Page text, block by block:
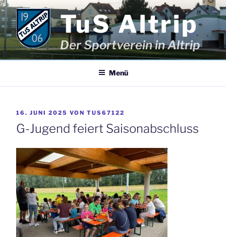
Zum
Inhalt
springen
TuS Altrip
Der Sportverein in Altrip
Menü
VERÖFFENTLICHT
AM
16. JUNI 2025 VON TUS67122
G-Jugend feiert Saisonabschluss